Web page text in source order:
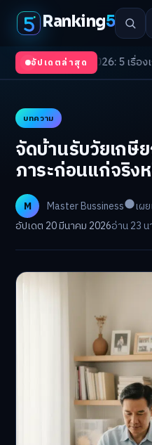
Ranking5
อัปเดตล่าสุด
2026: 5 เรื่องเกี่ยวกับการแพ
บทความ
จัดบ้านรับวัยเกษี
ภาระก่อนแก่จริง
M Master Bussiness
เผ
อัปเดต 20 มีนาคม 2026อ่าน 23 น